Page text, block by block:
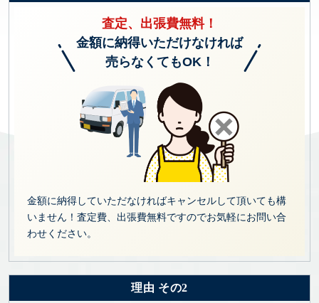
査定、出張費無料！
金額に納得いただけなければ
売らなくてもOK！
金額に納得していただなければキャンセルして頂いても構
いません！査定費、出張費無料ですのでお気軽にお問い合
わせください。
理由 その2